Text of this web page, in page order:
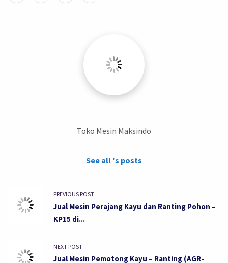
Toko Mesin Maksindo
See all 's posts
PREVIOUS POST
Jual Mesin Perajang Kayu dan Ranting Pohon –
KP15 di...
NEXT POST
Jual Mesin Pemotong Kayu – Ranting (AGR-